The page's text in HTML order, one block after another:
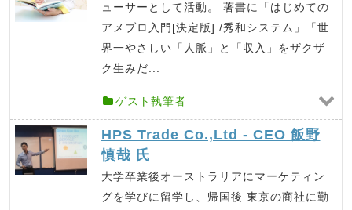
ューサーとして活動。 著書に「はじめての
アメブロ入門[決定版] /秀和システム」「世
界一やさしい「人脈」と「収入」をザクザ
ク生みだ...
ゲスト執筆者
HPS Trade Co.,Ltd - CEO 飯野
慎哉 氏
大学卒業後オーストラリアにマーケティン
グを学びに留学し、帰国後 東京の商社に勤